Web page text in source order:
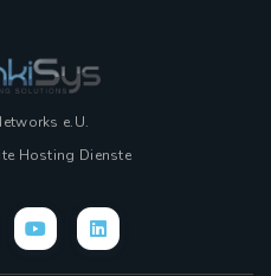
e.U.
Hosting Dienste